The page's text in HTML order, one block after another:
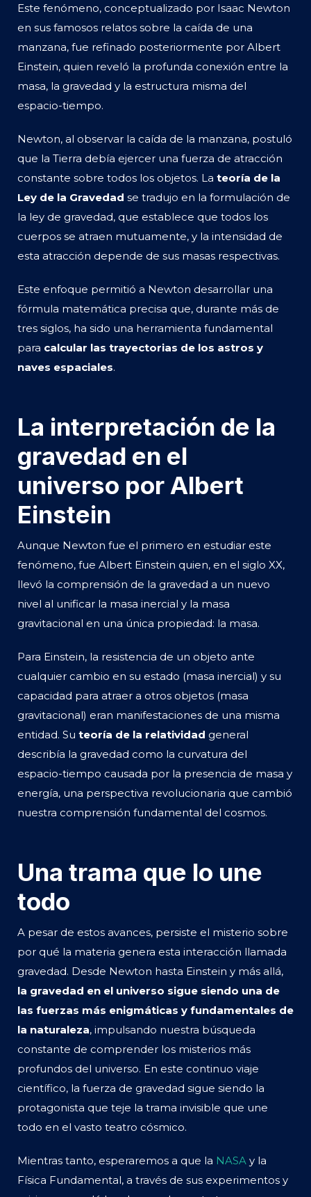
Este fenómeno, conceptualizado por Isaac Newton
en sus famosos relatos sobre la caída de una
manzana, fue refinado posteriormente por Albert
Einstein, quien reveló la profunda conexión entre la
masa, la gravedad y la estructura misma del
espacio-tiempo.
Newton, al observar la caída de la manzana, postuló
que la Tierra debía ejercer una fuerza de atracción
constante sobre todos los objetos. La teoría de la
Ley de la Gravedad se tradujo en la formulación de
la ley de gravedad, que establece que todos los
cuerpos se atraen mutuamente, y la intensidad de
esta atracción depende de sus masas respectivas.
Este enfoque permitió a Newton desarrollar una
fórmula matemática precisa que, durante más de
tres siglos, ha sido una herramienta fundamental
para calcular las trayectorias de los astros y
naves espaciales.
La interpretación de la
gravedad en el
universo por Albert
Einstein
Aunque Newton fue el primero en estudiar este
fenómeno, fue Albert Einstein quien, en el siglo XX,
llevó la comprensión de la gravedad a un nuevo
nivel al unificar la masa inercial y la masa
gravitacional en una única propiedad: la masa.
Para Einstein, la resistencia de un objeto ante
cualquier cambio en su estado (masa inercial) y su
capacidad para atraer a otros objetos (masa
gravitacional) eran manifestaciones de una misma
entidad. Su teoría de la relatividad general
describía la gravedad como la curvatura del
espacio-tiempo causada por la presencia de masa y
energía, una perspectiva revolucionaria que cambió
nuestra comprensión fundamental del cosmos.
Una trama que lo une
todo
A pesar de estos avances, persiste el misterio sobre
por qué la materia genera esta interacción llamada
gravedad. Desde Newton hasta Einstein y más allá,
la gravedad en el universo sigue siendo una de
las fuerzas más enigmáticas y fundamentales de
la naturaleza, impulsando nuestra búsqueda
constante de comprender los misterios más
profundos del universo. En este continuo viaje
científico, la fuerza de gravedad sigue siendo la
protagonista que teje la trama invisible que une
todo en el vasto teatro cósmico.
Mientras tanto, esperaremos a que la NASA y la
Física Fundamental, a través de sus experimentos y